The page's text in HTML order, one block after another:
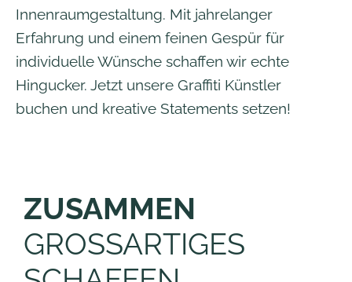
Innenraumgestaltung. Mit jahrelanger
Erfahrung und einem feinen Gespür für
individuelle Wünsche schaffen wir echte
Hingucker. Jetzt unsere Graffiti Künstler
buchen und kreative Statements setzen!
ZUSAMMEN
GROSSARTIGES